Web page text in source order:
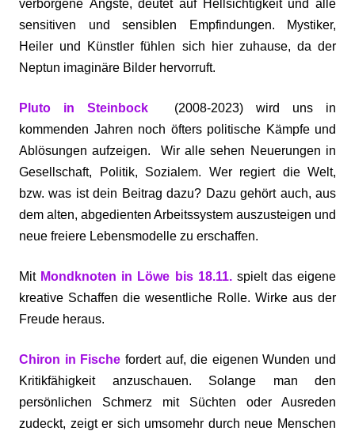
verborgene Ängste, deutet auf Hellsichtigkeit und alle
sensitiven und sensiblen Empfindungen. Mystiker,
Heiler und Künstler fühlen sich hier zuhause, da der
Neptun imaginäre Bilder hervorruft.
Pluto in Steinbock
(2008-2023) wird uns in
kommenden Jahren noch öfters politische Kämpfe und
Ablösungen aufzeigen. Wir alle sehen Neuerungen in
Gesellschaft, Politik, Sozialem. Wer regiert die Welt,
bzw. was ist dein Beitrag dazu? Dazu gehört auch, aus
dem alten, abgedienten Arbeitssystem auszusteigen und
neue freiere Lebensmodelle zu erschaffen.
Mit Mondknoten in Löwe bis 18.11.spielt das eigene
kreative Schaffen die wesentliche Rolle. Wirke aus der
Freude heraus.
Chiron in Fische fordert auf, die eigenen Wunden und
Kritikfähigkeit anzuschauen. Solange man den
persönlichen Schmerz mit Süchten oder Ausreden
zudeckt, zeigt er sich umsomehr durch neue Menschen